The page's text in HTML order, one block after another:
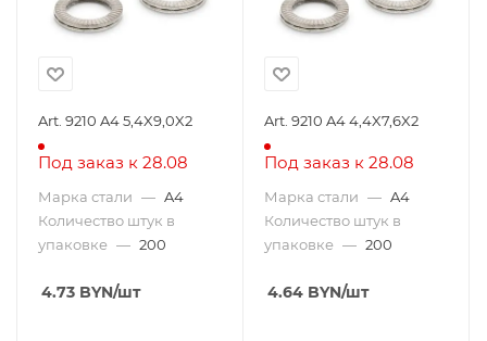
Art. 9210 A4 5,4X9,0X2
Под заказ к 28.08
Марка стали — A4
Количество штук в
упаковке — 200
4.73 BYN/шт
Art. 9210 A4 4,4X7,6X2
Под заказ к 28.08
Марка стали — A4
Количество штук в
упаковке — 200
4.64 BYN/шт